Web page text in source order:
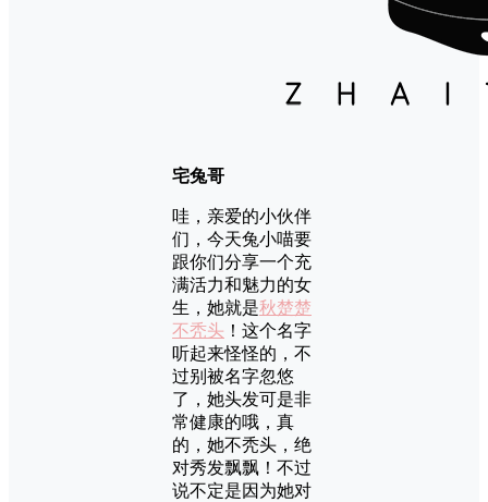
宅兔哥
哇，亲爱的小伙伴
们，今天兔小喵要
跟你们分享一个充
满活力和魅力的女
生，她就是秋楚楚
不秃头 ！这个名字
听起来怪怪的，不
过别被名字忽悠
了，她头发可是非
常健康的哦，真
的，她不秃头，绝
对秀发飘飘！不过
说不定是因为她对